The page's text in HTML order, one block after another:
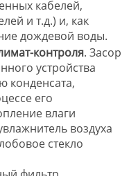
кабелей,
и т.д.) и, как
дождевой воды.
контроля. Засор
устройства
конденсата,
его
влаги
воздуха
стекло